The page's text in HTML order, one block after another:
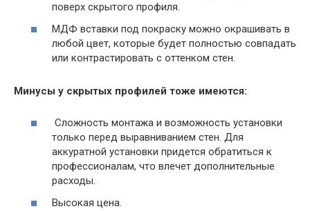
поверх скрытого профиля.
МДФ вставки под покраску можно окрашивать в
любой цвет, которые будет полностью совпадать
или контрастировать с оттенком стен.
Минусы у скрытых профилей тоже имеются:
Сложность монтажа и возможность установки
только перед выравниванием стен. Для
аккуратной установки придется обратиться к
профессионалам, что влечет дополнительные
расходы.
Высокая цена.